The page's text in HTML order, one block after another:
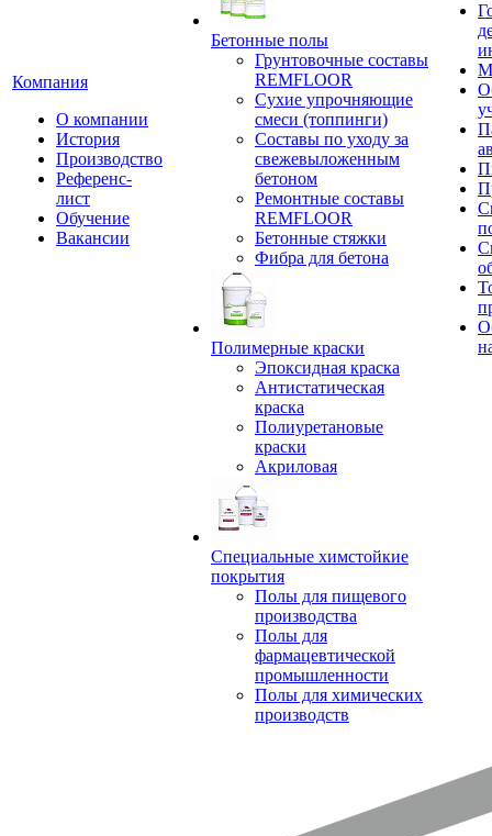
Компания
О компании
История
Производство
Референс-
лист
Обучение
Вакансии
Бетонные полы
Грунтовочные составы
REMFLOOR
Сухие упрочняющие
смеси (топпинги)
Составы по уходу за
свежевыложенным
бетоном
Ремонтные составы
REMFLOOR
Бетонные стяжки
Фибра для бетона
Полимерные краски
Эпоксидная краска
Антистатическая
краска
Полиуретановые
краски
Акриловая
Специальные химстойкие
покрытия
Полы для пищевого
производства
Полы для
фармацевтической
промышленности
Полы для химических
производств